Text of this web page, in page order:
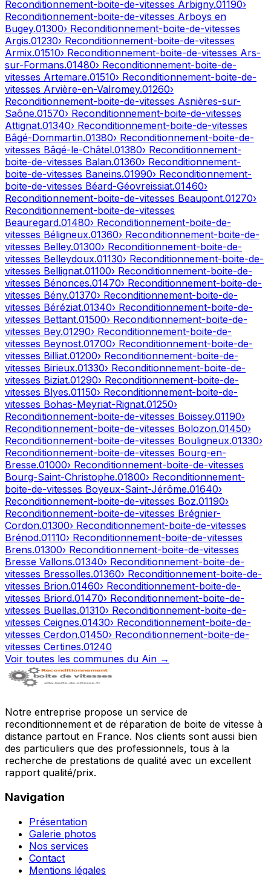
Reconditionnement-boite-de-vitesses Arbigny.01190›
Reconditionnement-boite-de-vitesses Arboys en
Bugey.01300› Reconditionnement-boite-de-vitesses
Argis.01230› Reconditionnement-boite-de-vitesses
Armix.01510› Reconditionnement-boite-de-vitesses Ars-
sur-Formans.01480› Reconditionnement-boite-de-
vitesses Artemare.01510› Reconditionnement-boite-de-
vitesses Arvière-en-Valromey.01260›
Reconditionnement-boite-de-vitesses Asnières-sur-
Saône.01570› Reconditionnement-boite-de-vitesses
Attignat.01340› Reconditionnement-boite-de-vitesses
Bâgé-Dommartin.01380› Reconditionnement-boite-de-
vitesses Bâgé-le-Châtel.01380› Reconditionnement-
boite-de-vitesses Balan.01360› Reconditionnement-
boite-de-vitesses Baneins.01990› Reconditionnement-
boite-de-vitesses Béard-Géovreissiat.01460›
Reconditionnement-boite-de-vitesses Beaupont.01270›
Reconditionnement-boite-de-vitesses
Beauregard.01480› Reconditionnement-boite-de-
vitesses Béligneux.01360› Reconditionnement-boite-de-
vitesses Belley.01300› Reconditionnement-boite-de-
vitesses Belleydoux.01130› Reconditionnement-boite-de-
vitesses Bellignat.01100› Reconditionnement-boite-de-
vitesses Bénonces.01470› Reconditionnement-boite-de-
vitesses Bény.01370› Reconditionnement-boite-de-
vitesses Béréziat.01340› Reconditionnement-boite-de-
vitesses Bettant.01500› Reconditionnement-boite-de-
vitesses Bey.01290› Reconditionnement-boite-de-
vitesses Beynost.01700› Reconditionnement-boite-de-
vitesses Billiat.01200› Reconditionnement-boite-de-
vitesses Birieux.01330› Reconditionnement-boite-de-
vitesses Biziat.01290› Reconditionnement-boite-de-
vitesses Blyes.01150› Reconditionnement-boite-de-
vitesses Bohas-Meyriat-Rignat.01250›
Reconditionnement-boite-de-vitesses Boissey.01190›
Reconditionnement-boite-de-vitesses Bolozon.01450›
Reconditionnement-boite-de-vitesses Bouligneux.01330›
Reconditionnement-boite-de-vitesses Bourg-en-
Bresse.01000› Reconditionnement-boite-de-vitesses
Bourg-Saint-Christophe.01800› Reconditionnement-
boite-de-vitesses Boyeux-Saint-Jérôme.01640›
Reconditionnement-boite-de-vitesses Boz.01190›
Reconditionnement-boite-de-vitesses Brégnier-
Cordon.01300› Reconditionnement-boite-de-vitesses
Brénod.01110› Reconditionnement-boite-de-vitesses
Brens.01300› Reconditionnement-boite-de-vitesses
Bresse Vallons.01340› Reconditionnement-boite-de-
vitesses Bressolles.01360› Reconditionnement-boite-de-
vitesses Brion.01460› Reconditionnement-boite-de-
vitesses Briord.01470› Reconditionnement-boite-de-
vitesses Buellas.01310› Reconditionnement-boite-de-
vitesses Ceignes.01430› Reconditionnement-boite-de-
vitesses Cerdon.01450› Reconditionnement-boite-de-
vitesses Certines.01240
Voir toutes les communes du Ain →
Notre entreprise propose un service de
reconditionnement et de réparation de boite de vitesse à
distance partout en France. Nos clients sont aussi bien
des particuliers que des professionnels, tous à la
recherche de prestations de qualité avec un excellent
rapport qualité/prix.
Navigation
Présentation
Galerie photos
Nos services
Contact
Mentions légales